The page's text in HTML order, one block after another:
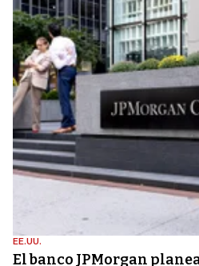
EE.UU.
El banco JPMorgan